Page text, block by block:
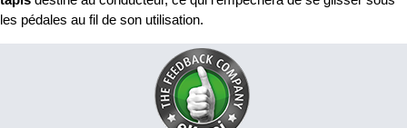
les pédales au fil de son utilisation.